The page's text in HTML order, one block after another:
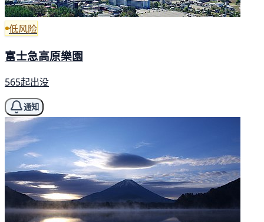
低风险
富士急高原樂園
565起出没
通知